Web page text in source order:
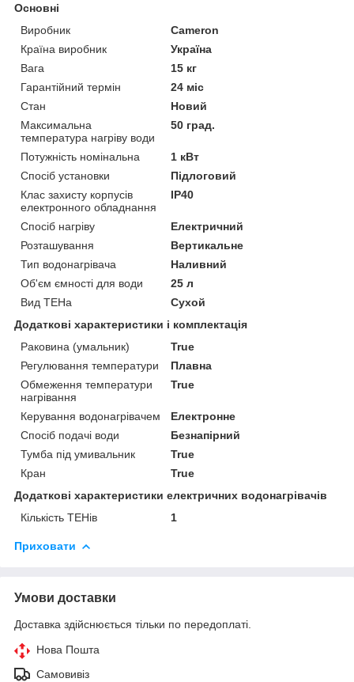
Основні
Виробник
Cameron
Країна виробник
Україна
Вага
15 кг
Гарантійний термін
24 міс
Стан
Новий
Максимальна
температура нагріву води
50 град.
Потужність номінальна
1 кВт
Спосіб установки
Підлоговий
Клас захисту корпусів
електронного обладнання
IP40
Спосіб нагріву
Електричний
Розташування
Вертикальне
Тип водонагрівача
Наливний
Об'єм ємності для води
25 л
Вид ТЕНа
Сухой
Додаткові характеристики і комплектація
Раковина (умальник)
True
Регулювання температури
Плавна
Обмеження температури
нагрівання
True
Керування водонагрівачем
Електронне
Спосіб подачі води
Безнапірний
Тумба під умивальник
True
Кран
True
Додаткові характеристики електричних водонагрівачів
Кількість ТЕНів
1
Приховати
Умови доставки
Доставка здійснюється тільки по передоплаті.
Нова Пошта
Самовивіз